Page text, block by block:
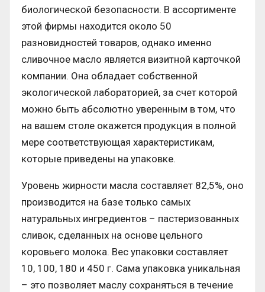
биологической безопасности. В ассортименте
этой фирмы находится около 50
разновидностей товаров, однако именно
сливочное масло является визитной карточкой
компании. Она обладает собственной
экологической лабораторией, за счет которой
можно быть абсолютно уверенным в том, что
на вашем столе окажется продукция в полной
мере соответствующая характеристикам,
которые приведены на упаковке.
Уровень жирности масла составляет 82,5%, оно
производится на базе только самых
натуральных ингредиентов – пастеризованных
сливок, сделанных на основе цельного
коровьего молока. Вес упаковки составляет
10, 100, 180 и 450 г. Сама упаковка уникальная
– это позволяет маслу сохраняться в течение